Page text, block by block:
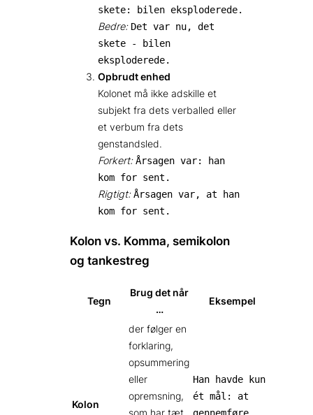
skete: bilen eksploderede.
Bedre: Det var nu, det
skete - bilen
eksploderede.
Opbrudt enhed
Kolonet må ikke adskille et
subjekt fra dets verballed eller
et verbum fra dets
genstandsled.
Forkert: Årsagen var: han
kom for sent.
Rigtigt: Årsagen var, at han
kom for sent.
Kolon vs. Komma, semikolon
og tankestreg
Tegn
Brug det når
…
Eksempel
Kolon
der følger en
forklaring,
opsummering
eller
opremsning,
som har tæt
Han havde kun
ét mål: at